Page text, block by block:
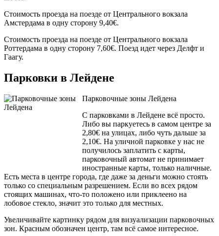
Стоимость проезда на поезде от Центрального вокзала
Амстердама в одну сторону 9,40€.
Стоимость проезда на поезде от Центрального вокзала
Роттердама в одну сторону 7,60€. Поезд идет через Делфт и
Гаагу.
Парковки в Лейдене
Парковочные зоны Лейдена
С парковками в Лейдене всё просто.
Либо вы паркуетесь в самом центре за
2,80€ на улицах, либо чуть дальше за
2,10€. На уличной парковке у нас не
получилось заплатить с карты,
парковочный автомат не принимает
иностранные карты, только наличные.
Есть места в центре города, где даже за деньги можно стоять
только со специальным разрешением. Если во всех рядом
стоящих машинах, что-то положено или приклеено на
лобовое стекло, значит это только для местных.
Увеличивайте картинку рядом для визуализации парковочных
зон. Красным обозначен центр, там всё самое интересное.